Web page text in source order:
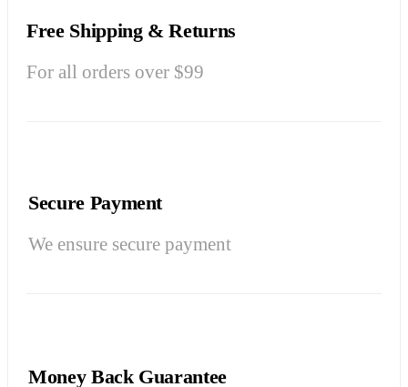
Free Shipping & Returns
For all orders over $99
Secure Payment
We ensure secure payment
Money Back Guarantee